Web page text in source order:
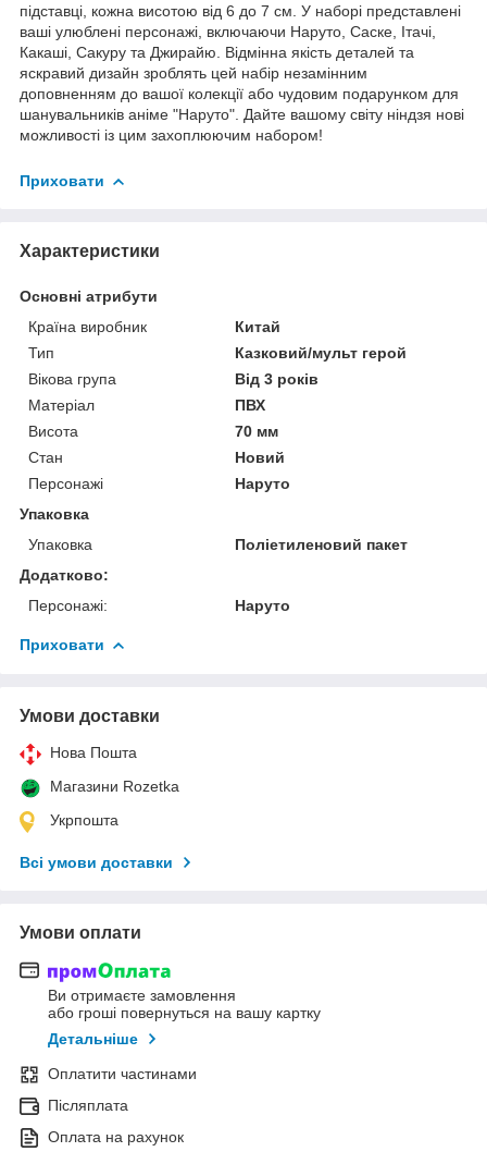
підставці, кожна висотою від 6 до 7 см. У наборі представлені
ваші улюблені персонажі, включаючи Наруто, Саске, Ітачі,
Какаші, Сакуру та Джирайю. Відмінна якість деталей та
яскравий дизайн зроблять цей набір незамінним
доповненням до вашої колекції або чудовим подарунком для
шанувальників аніме "Наруто". Дайте вашому світу ніндзя нові
можливості із цим захоплюючим набором!
Приховати
Характеристики
Основні атрибути
Країна виробник
Китай
Тип
Казковий/мульт герой
Вікова група
Від 3 років
Матеріал
ПВХ
Висота
70 мм
Стан
Новий
Персонажі
Наруто
Упаковка
Упаковка
Поліетиленовий пакет
Додатково:
Персонажі:
Наруто
Приховати
Умови доставки
Нова Пошта
Магазини Rozetka
Укрпошта
Всі умови доставки
Умови оплати
Ви отримаєте замовлення
або гроші повернуться на вашу картку
Детальніше
Оплатити частинами
Післяплата
Оплата на рахунок